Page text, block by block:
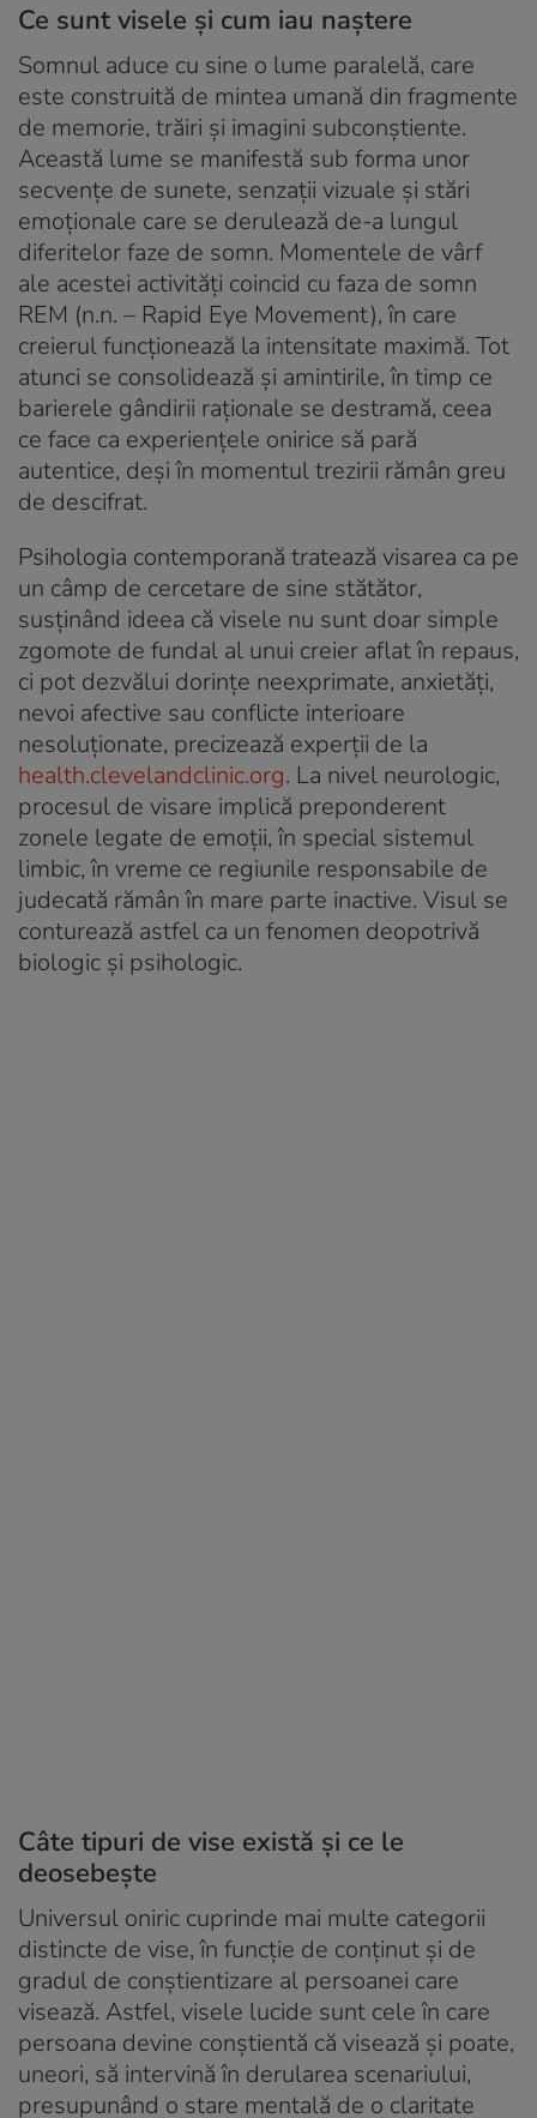
Ce sunt visele și cum iau naștere
Somnul aduce cu sine o lume paralelă, care
este construită de mintea umană din fragmente
de memorie, trăiri și imagini subconștiente.
Această lume se manifestă sub forma unor
secvențe de sunete, senzații vizuale și stări
emoționale care se derulează de-a lungul
diferitelor faze de somn. Momentele de vârf
ale acestei activități coincid cu faza de somn
REM (n.n. – Rapid Eye Movement), în care
creierul funcționează la intensitate maximă. Tot
atunci se consolidează și amintirile, în timp ce
barierele gândirii raționale se destramă, ceea
ce face ca experiențele onirice să pară
autentice, deși în momentul trezirii rămân greu
de descifrat.
Psihologia contemporană tratează visarea ca pe
un câmp de cercetare de sine stătător,
susținând ideea că visele nu sunt doar simple
zgomote de fundal al unui creier aflat în repaus,
ci pot dezvălui dorințe neexprimate, anxietăți,
nevoi afective sau conflicte interioare
nesoluționate, precizează experții de la
health.clevelandclinic.org. La nivel neurologic,
procesul de visare implică preponderent
zonele legate de emoții, în special sistemul
limbic, în vreme ce regiunile responsabile de
judecată rămân în mare parte inactive. Visul se
conturează astfel ca un fenomen deopotrivă
biologic și psihologic.
Câte tipuri de vise există și ce le
deosebește
Universul oniric cuprinde mai multe categorii
distincte de vise, în funcție de conținut și de
gradul de conștientizare al persoanei care
visează. Astfel, visele lucide sunt cele în care
persoana devine conștientă că visează și poate,
uneori, să intervină în derularea scenariului,
presupunând o stare mentală de o claritate